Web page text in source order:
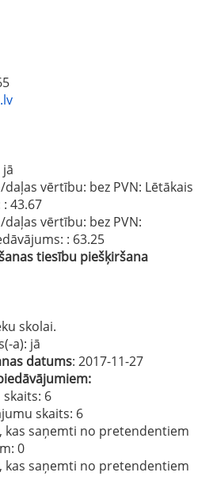
jā
vērtību: bez PVN: Lētākais
: 43.67
vērtību: bez PVN:
: 63.25
tiesību piešķiršana
skolai.
a): jā
datums: 2017-11-27
6
skaits: 6
kas saņemti no pretendentiem
: 0
kas saņemti no pretendentiem